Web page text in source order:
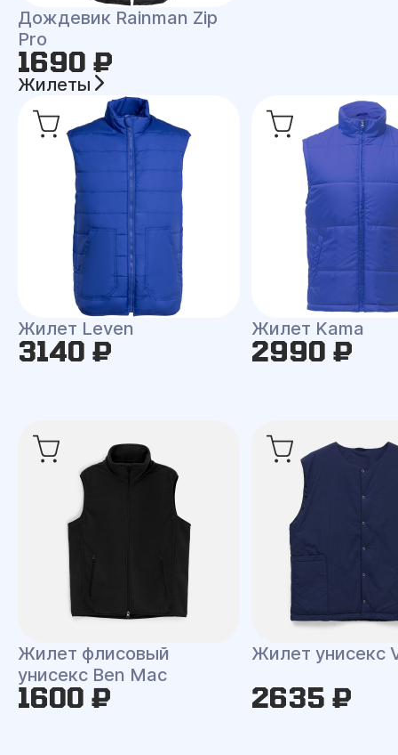
Дождевик Rainman Zip
Pro
1690 ₽
Жилеты
Жилет Leven
3140 ₽
Жилет Kama
2990 ₽
Жилет флисовый
унисекс Ben Mac
1600 ₽
Жилет унисекс
2635 ₽